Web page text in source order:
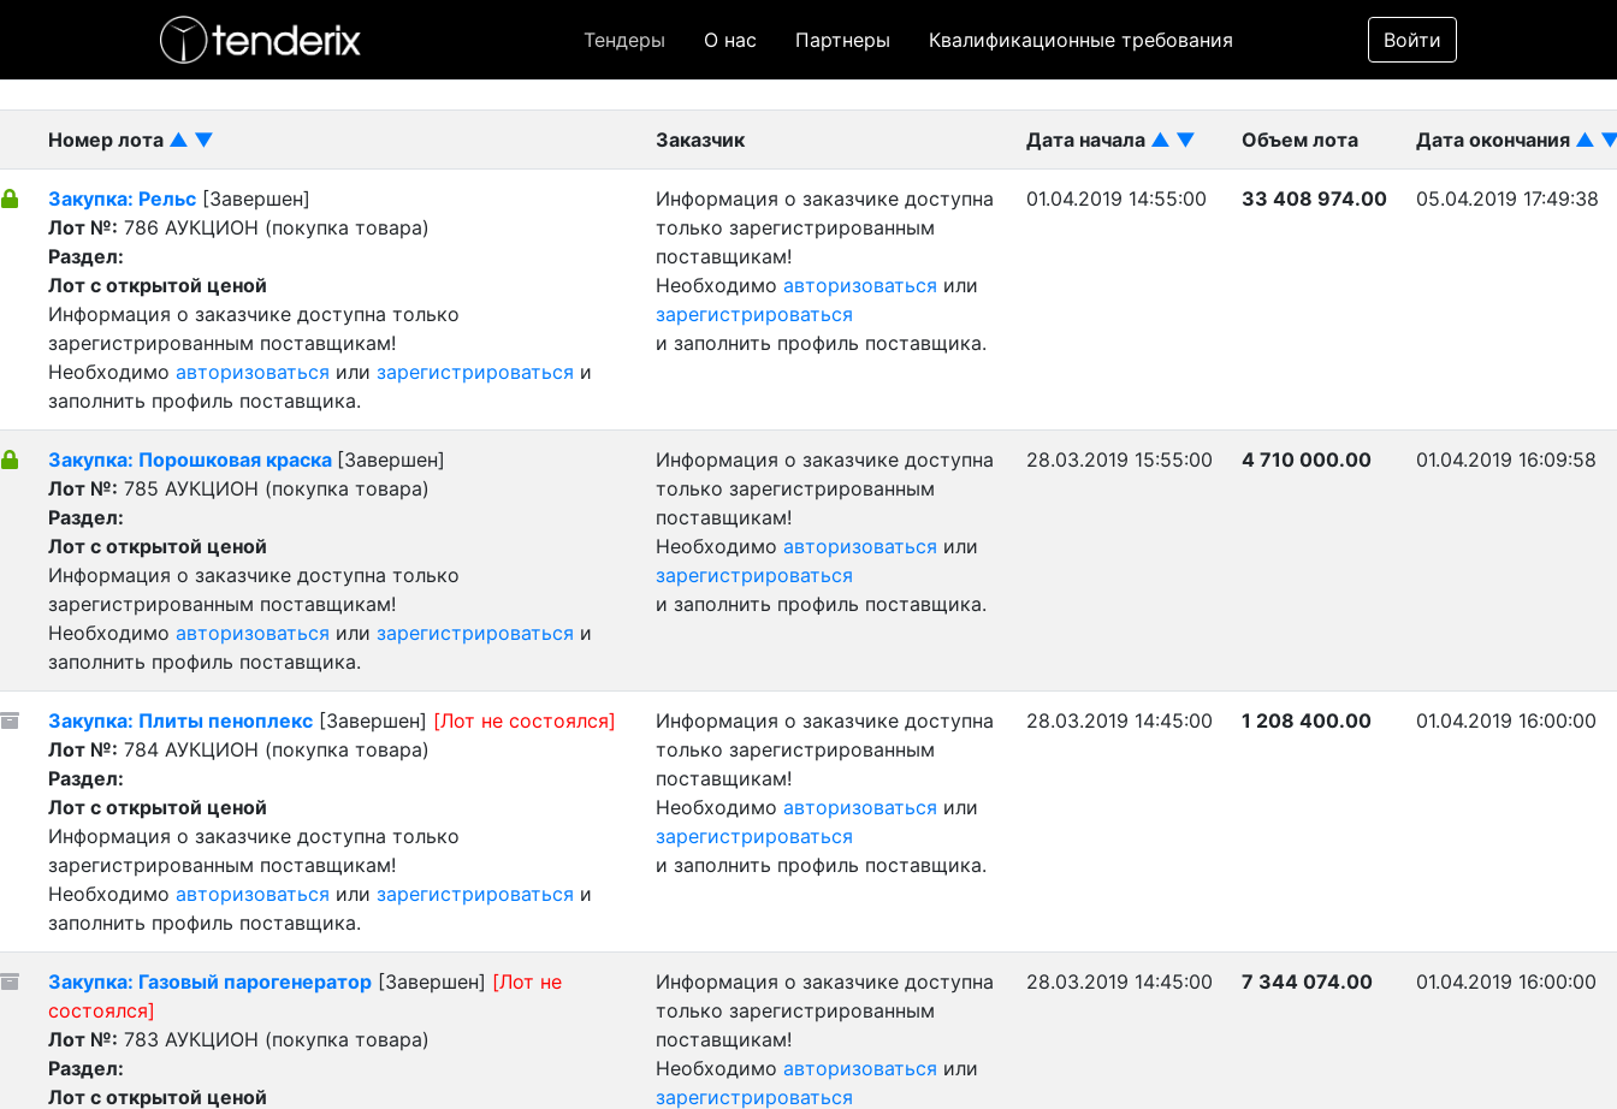
Тендеры О нас Партнеры Квалификационные требования Войти
Фильтр
- Завершенный лот
Номер лота ▲ ▼ Заказчик Дата начала ▲ ▼ Объем лота Дата окончания ▲
Закупка: Рельс [Завершен]
Лот №: 786 АУКЦИОН (покупка товара)
Раздел:
Лот с открытой ценой
Информация о заказчике доступна только
зарегистрированным поставщикам!
Необходимо авторизоваться или зарегистрироваться и
заполнить профиль поставщика.
Информация о заказчике доступна
только зарегистрированным
поставщикам!
Необходимо авторизоваться или
зарегистрироваться
и заполнить профиль поставщика.
01.04.2019 14:55:00 33 408 974.00 05.04.2019 17:49:38
Закупка: Порошковая краска [Завершен]
Лот №: 785 АУКЦИОН (покупка товара)
Раздел:
Лот с открытой ценой
Информация о заказчике доступна только
зарегистрированным поставщикам!
Необходимо авторизоваться или зарегистрироваться и
заполнить профиль поставщика.
Информация о заказчике доступна
только зарегистрированным
поставщикам!
Необходимо авторизоваться или
зарегистрироваться
и заполнить профиль поставщика.
28.03.2019 15:55:00 4 710 000.00 01.04.2019 16:09:58
Закупка: Плиты пеноплекс [Завершен] [Лот не состоялся]
Лот №: 784 АУКЦИОН (покупка товара)
Раздел:
Лот с открытой ценой
Информация о заказчике доступна только
зарегистрированным поставщикам!
Необходимо авторизоваться или зарегистрироваться и
заполнить профиль поставщика.
Информация о заказчике доступна
только зарегистрированным
поставщикам!
Необходимо авторизоваться или
зарегистрироваться
и заполнить профиль поставщика.
28.03.2019 14:45:00 1 208 400.00 01.04.2019 16:00:00
Закупка: Газовый парогенератор [Завершен] [Лот не
состоялся]
Лот №: 783 АУКЦИОН (покупка товара)
Раздел:
Лот с открытой ценой
Информация о заказчике доступна
только зарегистрированным
поставщикам!
Необходимо авторизоваться или
зарегистрироваться
28.03.2019 14:45:00 7 344 074.00 01.04.2019 16:00:00